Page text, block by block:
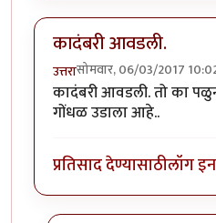
कादंबरी आवडली.
उत्तरासोमवार, 06/03/2017
कादंबरी आवडली. तो का
गोंधळ उडाला आहे..
प्रतिसाद देण्यासाठीलॉग